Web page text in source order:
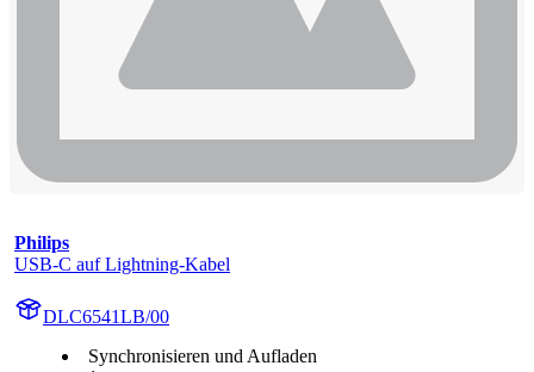
Philips
USB-C auf Lightning-Kabel
DLC6541LB/00
Synchronisieren und Aufladen